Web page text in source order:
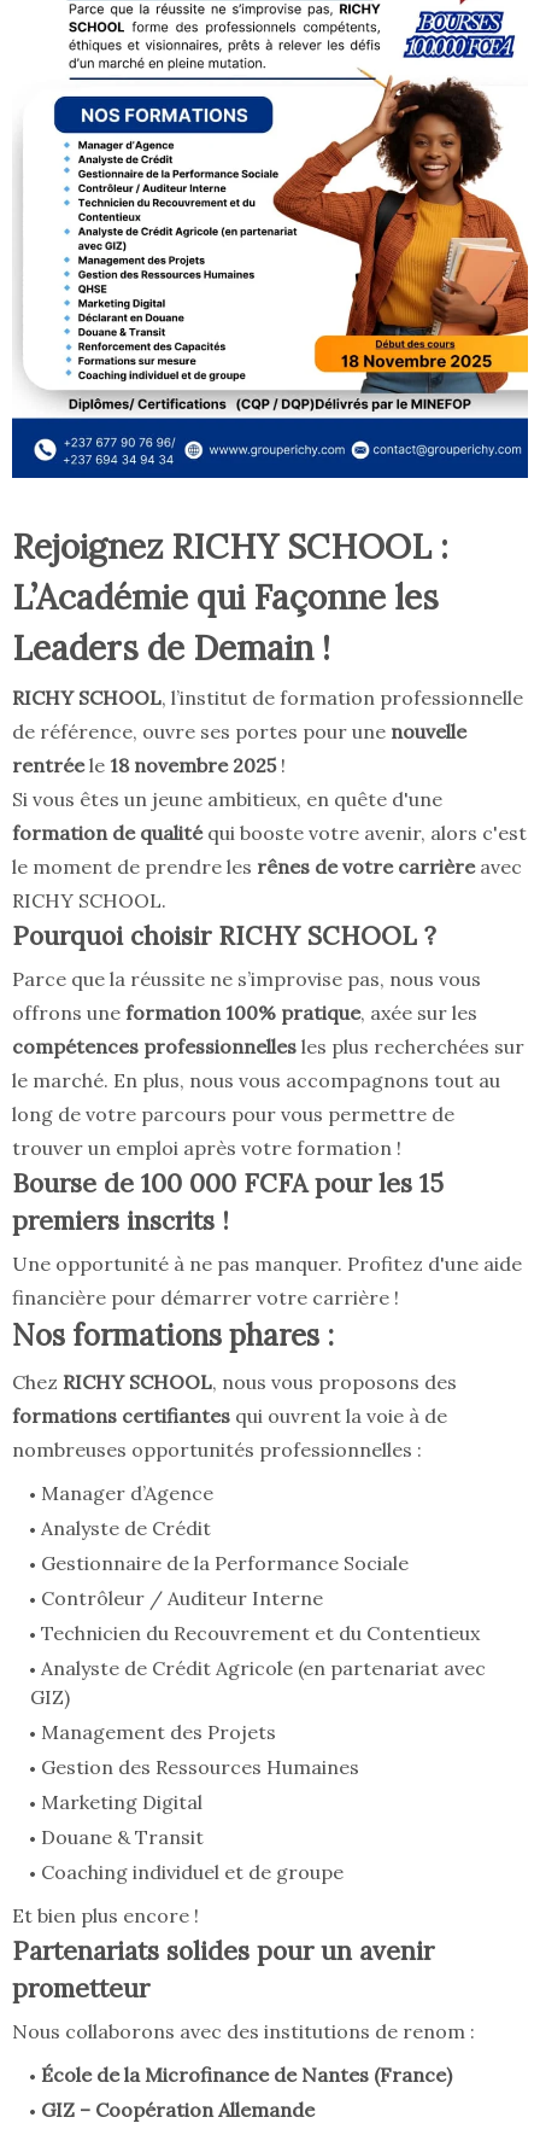
Rejoignez RICHY SCHOOL :
L’Académie qui Façonne les
Leaders de Demain !
RICHY SCHOOL, l’institut de formation professionnelle
de référence, ouvre ses portes pour une nouvelle
rentréele 18 novembre 2025!
Si vous êtes un jeune ambitieux, en quête d'une
formation de qualitéqui booste votre avenir, alors c'est
le moment de prendre les rênes de votre carrièreavec
RICHY SCHOOL.
Pourquoi choisir RICHY SCHOOL ?
Parce que la réussite ne s’improvise pas, nous vous
offrons une formation 100% pratique, axée sur les
compétences professionnelles les plus recherchées sur
le marché. En plus, nous vous accompagnons tout au
long de votre parcours pour vous permettre de
trouver un emploi après votre formation !
Bourse de 100 000 FCFApour les 15
premiers inscrits !
Une opportunité à ne pas manquer. Profitez d'une aide
financière pour démarrer votre carrière !
Nos formations phares :
Chez RICHY SCHOOL, nous vous proposons des
formations certifiantes qui ouvrent la voie à de
nombreuses opportunités professionnelles :
Manager d’Agence
Analyste de Crédit
Gestionnaire de la Performance Sociale
Contrôleur / Auditeur Interne
Technicien du Recouvrement et du Contentieux
Analyste de Crédit Agricole (en partenariat avec
GIZ)
Management des Projets
Gestion des Ressources Humaines
Marketing Digital
Douane & Transit
Coaching individuel et de groupe
Et bien plus encore !
Partenariats solides pour un avenir
prometteur
Nous collaborons avec des institutions de renom :
École de la Microfinance de Nantes (France)
GIZ – Coopération Allemande